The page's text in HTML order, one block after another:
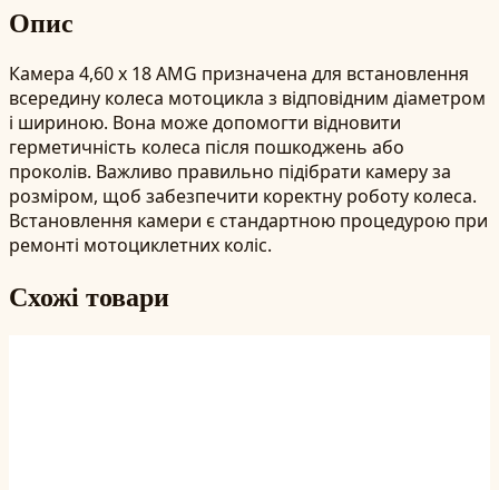
Опис
Камера 4,60 x 18 AMG призначена для встановлення
всередину колеса мотоцикла з відповідним діаметром
і шириною. Вона може допомогти відновити
герметичність колеса після пошкоджень або
проколів. Важливо правильно підібрати камеру за
розміром, щоб забезпечити коректну роботу колеса.
Встановлення камери є стандартною процедурою при
ремонті мотоциклетних коліс.
Схожі товари